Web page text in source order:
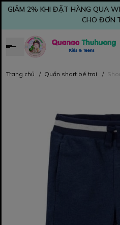
GIẢM 2% KHI ĐẶT HÀNG QUA
CHO ĐƠN
Trang chủ / Quần short bé trai /